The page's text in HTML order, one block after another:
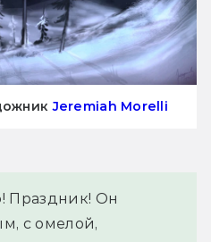
Jeremiah Morelli
Праздник! Он
с омелой,